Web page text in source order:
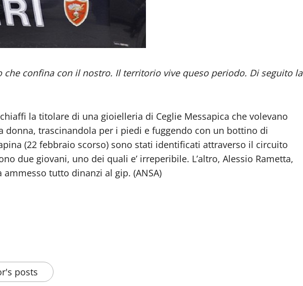
che confina con il nostro. Il territorio vive queso periodo. Di seguito la
la titolare di una gioielleria di Ceglie Messapica che volevano
donna, trascinandola per i piedi e fuggendo con un bottino di
(22 febbraio scorso) sono stati identificati attraverso il circuito
due giovani, uno dei quali e’ irreperibile. L’altro, Alessio Rametta,
ammesso tutto dinanzi al gip. (ANSA)
posts